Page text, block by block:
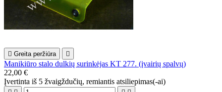
 Greita peržiūra 
Manikiūro stalo dulkių surinkėjas KT 277. (įvairių spalvų)
22,00 €
Įvertinta iš 5 žvaigždučių, remiantis atsiliepimas(-ai)